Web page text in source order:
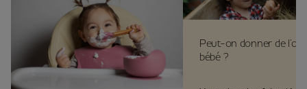
Peut-on donner de
bébé ?